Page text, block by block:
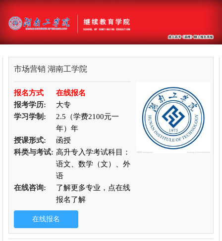
市场营销 湖南工学院
报名方式
在线报名
报考学历:
大专
学习学制:
2.5（学费2100元一
年）年
授课形式:
函授
科类与考试: 高升专入学考试科目：
语文、数学（文）、外
语
在线咨询:
了解更多专业，点在线
报名了解